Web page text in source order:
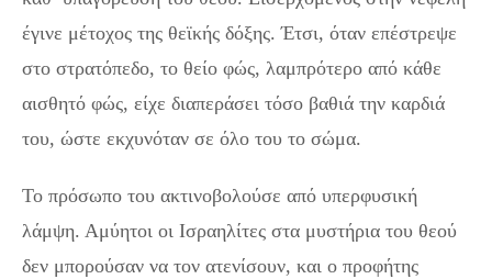
έγινε μέτοχος της θεϊκής δόξης. Έτσι, όταν επέστρεψε
στο στρατόπεδο, το θείο φώς, λαμπρότερο από κάθε
αισθητό φώς, είχε διαπεράσει τόσο βαθιά την καρδιά
του, ώστε εκχυνόταν σε όλο του το σώμα.
Το πρόσωπο του ακτινοβολούσε από υπερφυσική
λάμψη. Αμύητοι οι Ισραηλίτες στα μυστήρια του θεού
δεν μπορούσαν να τον ατενίσουν, και ο προφήτης